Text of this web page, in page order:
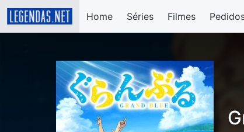
Home Séries Filmes